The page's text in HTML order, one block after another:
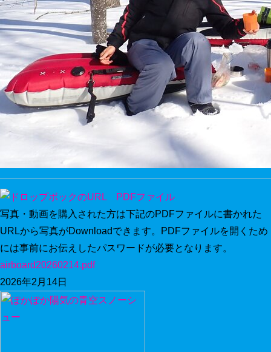
写真・動画を購入された方は下記のPDFファイルに書かれた
URLから写真がDownloadできます。PDFファイルを開くため
には事前にお伝えしたパスワードが必要となります。
airboard20260214.pdf
2026年2月14日